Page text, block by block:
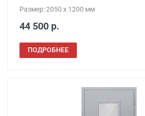
Размер: 2050 x 1200 мм
44 500 р.
ПОДРОБНЕЕ